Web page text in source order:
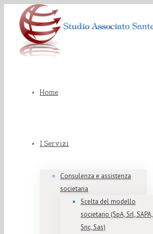
Home
I Servizi
Consulenza e assistenza
societaria
Scelta del modello
societario (SpA, Srl, SAPA,
Snc, Sas)